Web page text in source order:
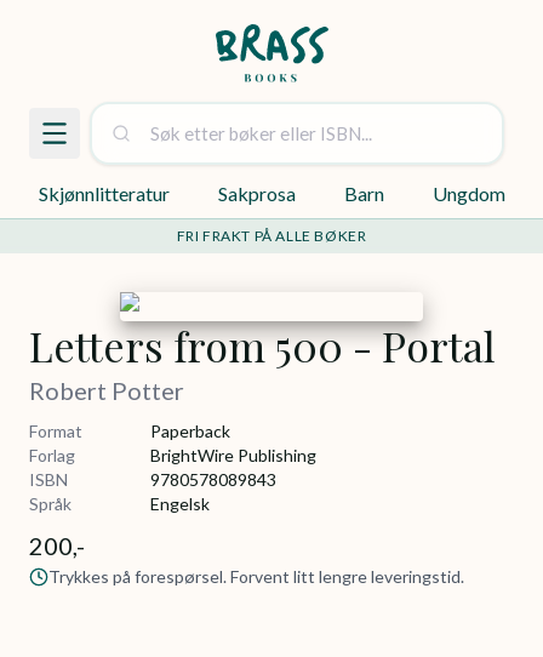
Skjønnlitteratur Sakprosa Barn Ungdom
FRI FRAKT PÅ ALLE BØKER
Letters from 500 - Portal
Robert Potter
Format
Paperback
Forlag
BrightWire Publishing
ISBN
9780578089843
Språk
Engelsk
200,-
Trykkes på forespørsel. Forvent litt lengre leveringstid.